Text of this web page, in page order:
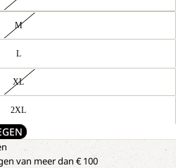
M
L
XL
2XL
van meer dan € 100